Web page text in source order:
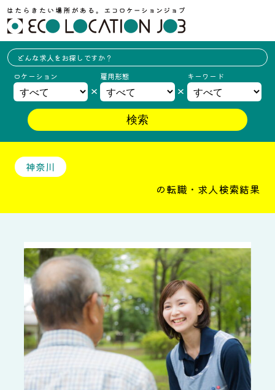
どんな求人をお探しですか？
ロケーション
雇用形態 キーワード
神奈川
の転職・求人検索結果